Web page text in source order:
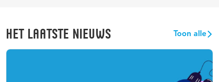
HET LAATSTE NIEUWS Toon alle